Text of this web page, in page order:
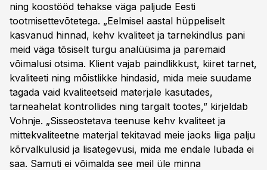
ning koostööd tehakse väga paljude Eesti
tootmisettevõtetega. „Eelmisel aastal hüppeliselt
kasvanud hinnad, kehv kvaliteet ja tarnekindlus pani
meid väga tõsiselt turgu analüüsima ja paremaid
võimalusi otsima. Klient vajab paindlikkust, kiiret tarnet,
kvaliteeti ning mõistlikke hindasid, mida meie suudame
tagada vaid kvaliteetseid materjale kasutades,
tarneahelat kontrollides ning targalt tootes,” kirjeldab
Vohnje. „Sisseostetava teenuse kehv kvaliteet ja
mittekvaliteetne materjal tekitavad meie jaoks liiga palju
kõrvalkulusid ja lisategevusi, mida me endale lubada ei
saa. Samuti ei võimalda see meil üle minna